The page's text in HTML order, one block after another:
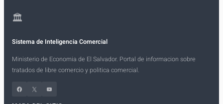
🏛
Sistema de Inteligencia Comercial
Ministerio de Economia de El Salvador. Portal de informacion sobre
tratados de libre comercio y politica comercial.
Facebook X
YouTube